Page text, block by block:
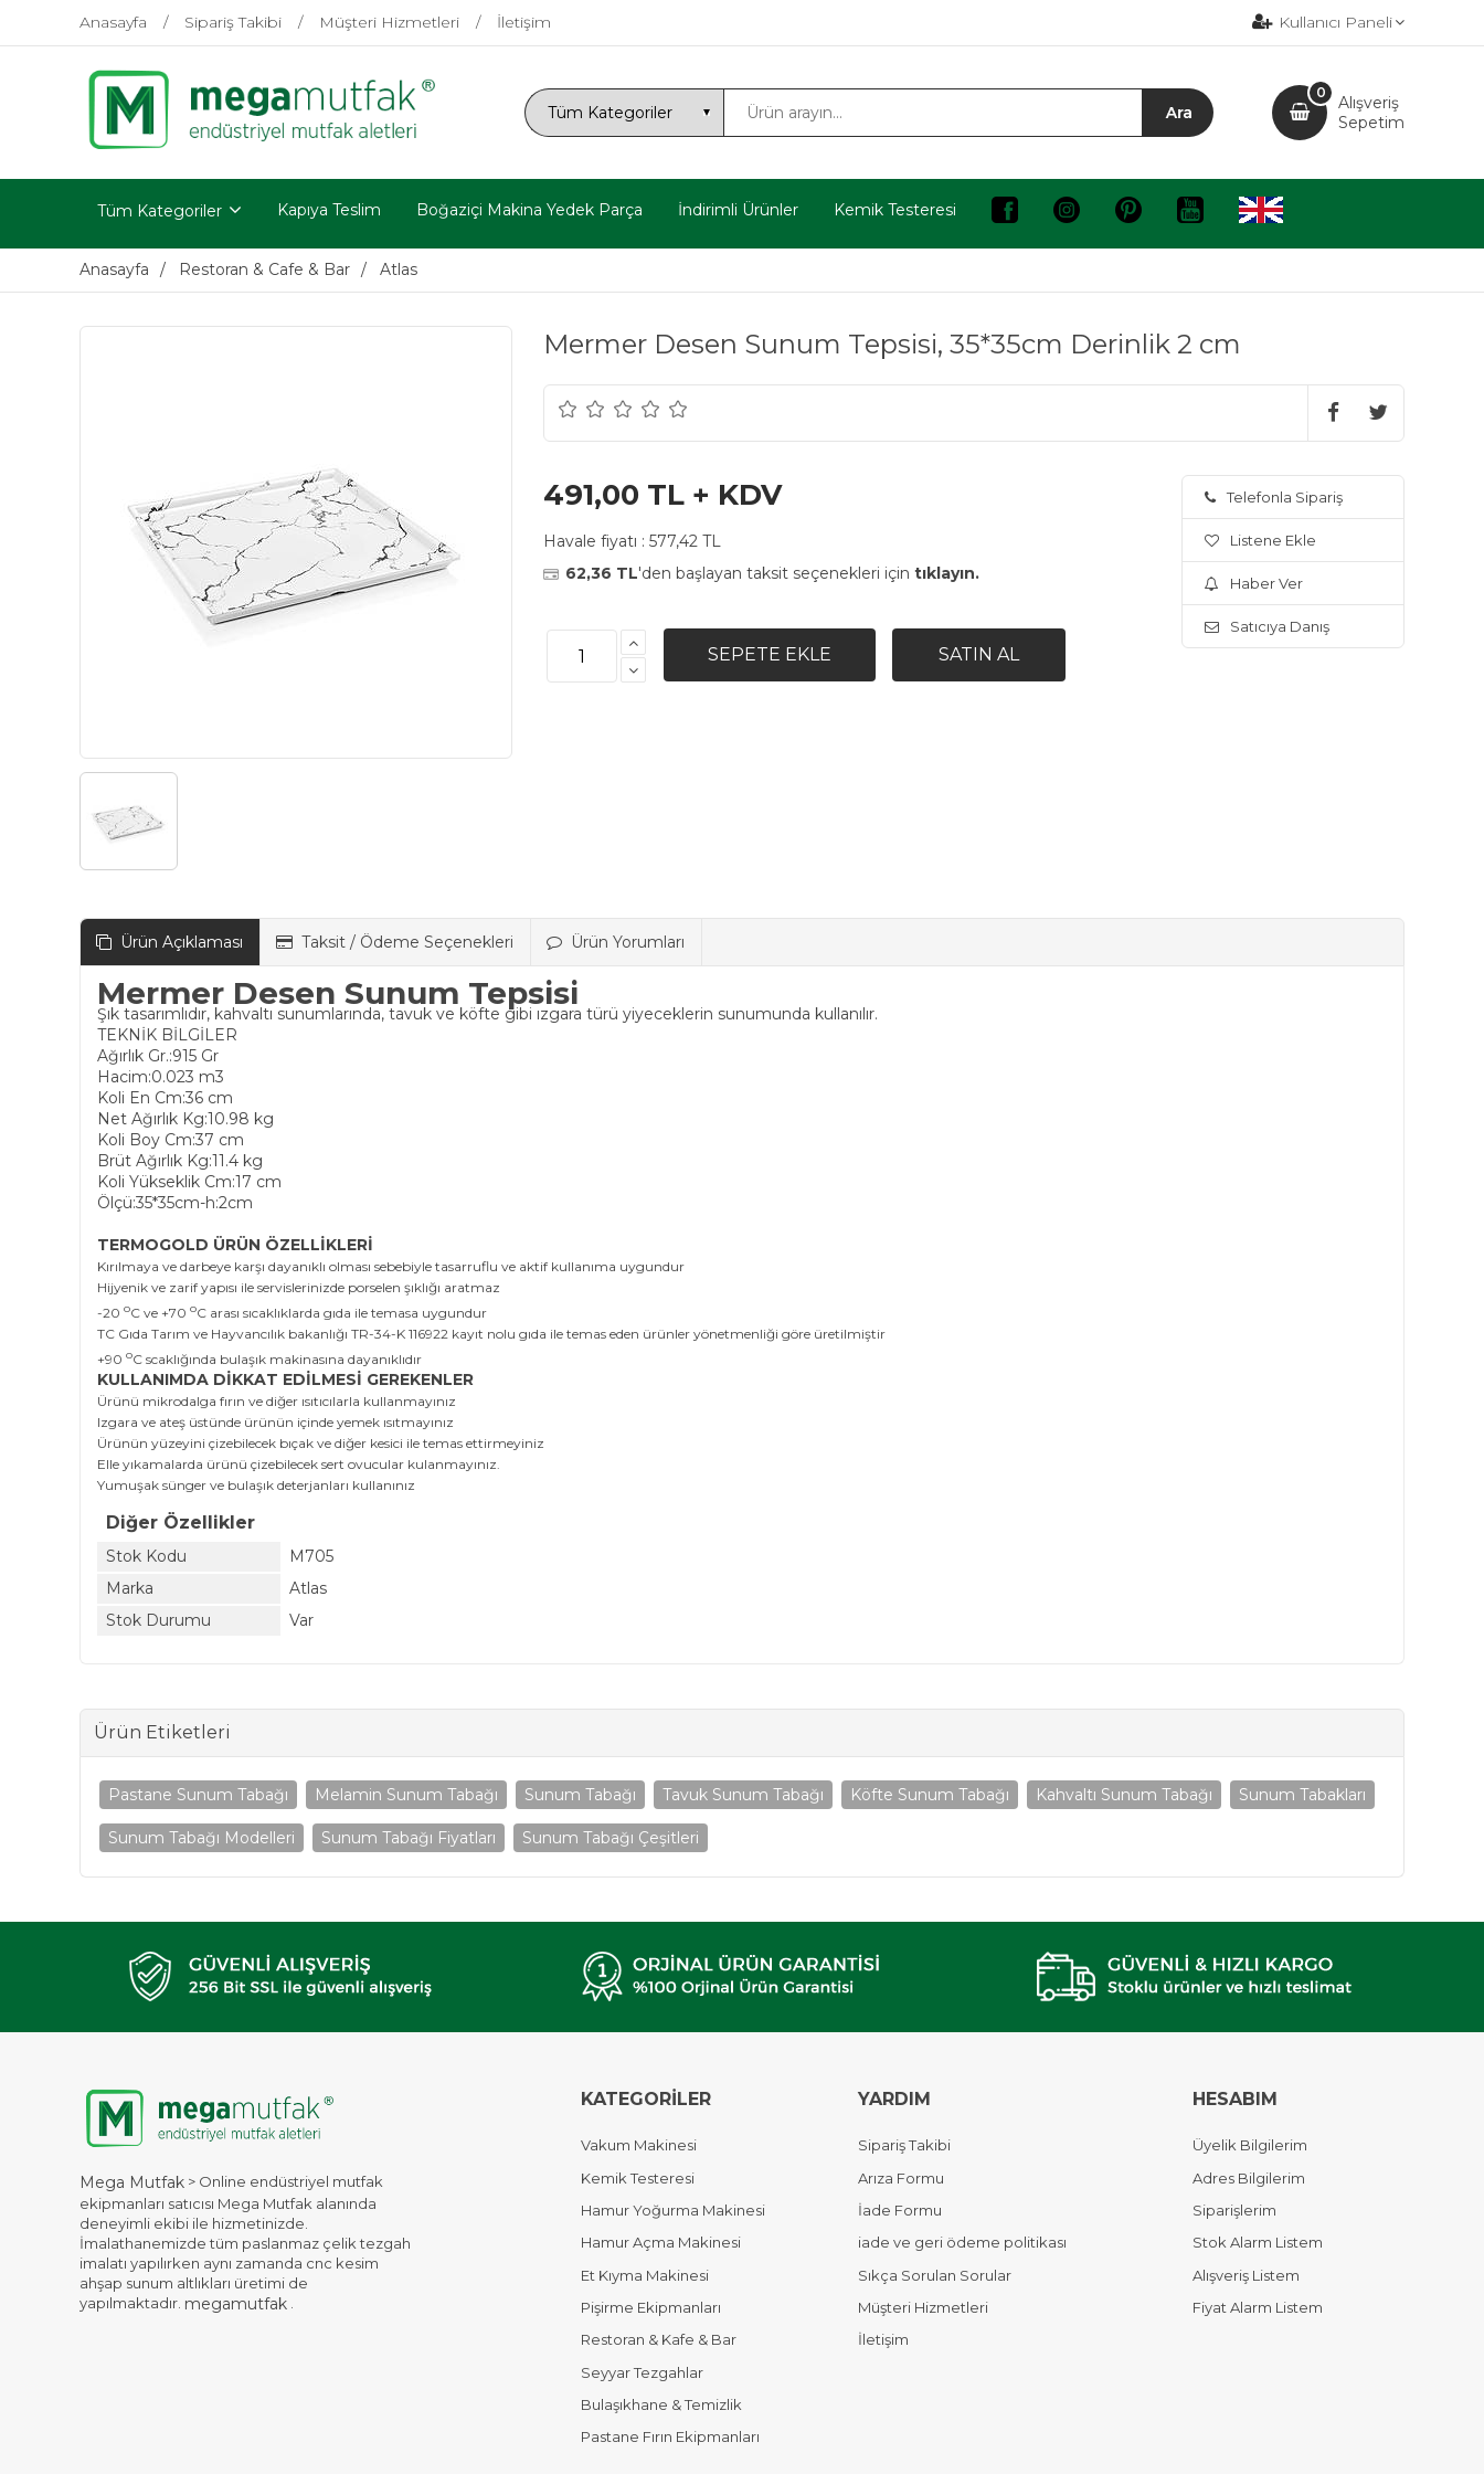
Anasayfa Sipariş Takibi Müşteri Hizmetleri İletişim Kullanıcı Paneli
Alışveriş
Sepetim
0
Tüm Kategoriler Kapıya Teslim Boğaziçi Makina Yedek Parça İndirimli Ürünler Kemik Testeresi
Anasayfa Restoran & Cafe & Bar Atlas
Mermer Desen Sunum Tepsisi, 35*35cm Derinlik 2 cm
491,00 TL + KDV
Havale fiyatı : 577,42 TL
62,36 TL'den başlayan taksit seçenekleri için tıklayın.
Telefonla Sipariş
Listene Ekle
Haber Ver
Satıcıya Danış
Ürün Açıklaması Taksit / Ödeme Seçenekleri Ürün Yorumları
Mermer Desen Sunum Tepsisi
Şık tasarımlıdır, kahvaltı sunumlarında, tavuk ve köfte gibi ızgara türü yiyeceklerin sunumunda kullanılır.
TEKNİK BİLGİLER
Ağırlık Gr.:915 Gr
Hacim:0.023 m3
Koli En Cm:36 cm
Net Ağırlık Kg:10.98 kg
Koli Boy Cm:37 cm
Brüt Ağırlık Kg:11.4 kg
Koli Yükseklik Cm:17 cm
Ölçü:35*35cm-h:2cm
TERMOGOLD ÜRÜN ÖZELLİKLERİ
Kırılmaya ve darbeye karşı dayanıklı olması sebebiyle tasarruflu ve aktif kullanıma uygundur
Hijyenik ve zarif yapısı ile servislerinizde porselen şıklığı aratmaz
-20 oC ve +70 oC arası sıcaklıklarda gıda ile temasa uygundur
TC Gıda Tarım ve Hayvancılık bakanlığı TR-34-K 116922 kayıt nolu gıda ile temas eden ürünler yönetmenliği göre üretilmiştir
+90 oC scaklığında bulaşık makinasına dayanıklıdır
KULLANIMDA DİKKAT EDİLMESİ GEREKENLER
Ürünü mikrodalga fırın ve diğer ısıtıcılarla kullanmayınız
Izgara ve ateş üstünde ürünün içinde yemek ısıtmayınız
Ürünün yüzeyini çizebilecek bıçak ve diğer kesici ile temas ettirmeyiniz
Elle yıkamalarda ürünü çizebilecek sert ovucular kulanmayınız.
Yumuşak sünger ve bulaşık deterjanları kullanınız
Diğer Özellikler
Stok Kodu
M705
Marka
Atlas
Stok Durumu
Var
Ürün Etiketleri
Pastane Sunum Tabağı Melamin Sunum Tabağı Sunum Tabağı Tavuk Sunum Tabağı Köfte Sunum Tabağı Kahvaltı Sunum Tabağı Sunum Tabakları
Sunum Tabağı Modelleri Sunum Tabağı Fiyatları Sunum Tabağı Çeşitleri
Mega Mutfak > Online endüstriyel mutfak
ekipmanları satıcısı Mega Mutfak alanında
deneyimli ekibi ile hizmetinizde.
İmalathanemizde tüm paslanmaz çelik tezgah
imalatı yapılırken aynı zamanda cnc kesim
ahşap sunum altlıkları üretimi de
yapılmaktadır. megamutfak
KATEGORİLER
Vakum Makinesi
Kemik Testeresi
Hamur Yoğurma Makinesi
Hamur Açma Makinesi
Et Kıyma Makinesi
Pişirme Ekipmanları
Restoran & Kafe & Bar
Seyyar Tezgahlar
Bulaşıkhane & Temizlik
Pastane Fırın Ekipmanları
YARDIM
Sipariş Takibi
Arıza Formu
İade Formu
iade ve geri ödeme politikası
Sıkça Sorulan Sorular
Müşteri Hizmetleri
İletişim
HESABIM
Üyelik Bilgilerim
Adres Bilgilerim
Siparişlerim
Stok Alarm Listem
Alışveriş Listem
Fiyat Alarm Listem